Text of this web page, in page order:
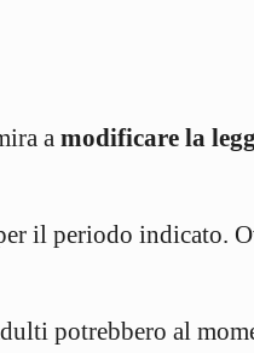
a modificare la
il periodo indicato.
potrebbero al